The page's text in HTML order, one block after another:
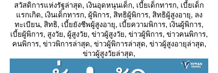
สวัสดิการแห่งรัฐล่าสุด, เงินอุดหนุนเด็ก, เบี้ยเด็กทารก, เบี้ยเด็ก
รกเกิด, เงินเด็กทารก, ผู้พิการ, สิทธิผู้พิการ, สิทธิผู้สูงอายุ, ลง
ทะเบียน, สิทธิ, เบี้ยยังชีพผู้สูงอายุ, เบี้ยความพิการ, เงินผู้พิการ,
เบี้ยผู้พิการ, สูงวัย, ผู้สูงวัย, ข่าวผู้สูงวัย, ข่าวผู้พิการ, ข่าวคนพิการ,
คนพิการ, ข่าวพิการล่าสุด, ข่าวผู้พิการล่าสุด, ข่าวผู้สูงอายุล่าสุด,
ข่าวผู้สูงวัยล่าสุด,